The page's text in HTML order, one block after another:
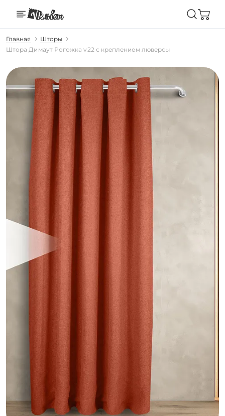
Главная
Шторы
Штора Димаут Рогожка v22 с креплением люверсы